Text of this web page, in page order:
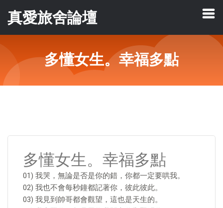
真愛旅舍論壇
多懂女生。幸福多點
多懂女生。幸福多點
01) 我哭，無論是否是你的錯，你都一定要哄我。
02) 我也不會每秒鐘都記著你，彼此彼此。
03) 我見到帥哥都會觀望，這也是天生的。